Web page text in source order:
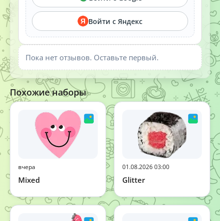
Я Войти с Яндекс
Пока нет отзывов. Оставьте первый.
Похожие наборы
вчера
Mixed
01.08.2026 03:00
Glitter